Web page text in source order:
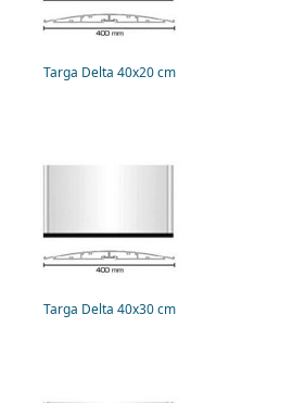
Targa Delta 40x20 cm
Targa Delta 40x30 cm